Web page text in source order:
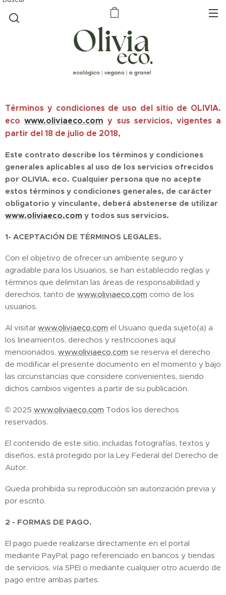
Términos y condiciones de uso del sitio de OLIVIA.
ecowww.oliviaeco.com y sus servicios, vigentes a
partir del 18 de julio de 2018,
Este contrato describe los términos y condiciones
generales aplicables al uso de los servicios ofrecidos
por OLIVIA. eco. Cualquier persona que no acepte
estos términos y condiciones generales, de carácter
obligatorio y vinculante, deberá abstenerse de utilizar
www.oliviaeco.com y todos sus servicios.
1- ACEPTACIÓN DE TÉRMINOS LEGALES.
Con el objetivo de ofrecer un ambiente seguro y
agradable para los Usuarios, se han establecido reglas y
términos que delimitan las áreas de responsabilidad y
derechos, tanto de www.oliviaeco.com como de los
usuarios.
Al visitar www.oliviaeco.com el Usuario queda sujeto(a) a
los lineamientos, derechos y restricciones aquí
mencionados. www.oliviaeco.com se reserva el derecho
de modificar el presente documento en el momento y bajo
las circunstancias que considere convenientes, siendo
dichos cambios vigentes a partir de su publicación.
© 2025 www.oliviaeco.com Todos los derechos
reservados.
El contenido de este sitio, incluidas fotografías, textos y
diseños, está protegido por la Ley Federal del Derecho de
Autor.
Queda prohibida su reproducción sin autorización previa y
por escrito.
2 - FORMAS DE PAGO.
El pago puede realizarse directamente en el portal
mediante PayPal, pago referenciado en bancos y tiendas
de servicios, vía SPEI o mediante cualquier otro acuerdo de
pago entre ambas partes.